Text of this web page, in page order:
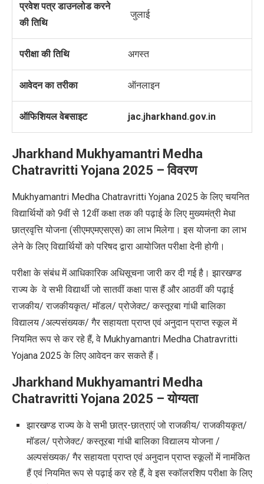
प्रवेश पत्र डाउनलोड करने
की तिथि
जुलाई
परीक्षा की तिथि अगस्त
आवेदन का तरीका ऑनलाइन
ऑफिशियल वेबसाइट jac.jharkhand.gov.in
Jharkhand Mukhyamantri Medha
Chatravritti Yojana 2025 –विवरण
Mukhyamantri Medha Chatravritti Yojana 2025के लिए चयनित
विद्यार्थियों को 9वीं से 12वीं कक्षा तक की पढ़ाई के लिए मुख्यमंत्री मेधा
छात्रवृत्ति योजना (सीएमएमएसएस) का लाभ मिलेगा। इस योजना का लाभ
लेने के लिए विद्यार्थियों को परिषद द्वारा आयोजित परीक्षा देनी होगी।
परीक्षा के संबंध में आधिकारिक अधिसूचना जारी कर दी गई है। झारखण्ड
राज्य के वे सभी विद्यार्थी जो सातवीं कक्षा पास हैं और आठवीं की पढ़ाई
राजकीय/ राजकीयकृत/ मॉडल/ प्रोजेक्ट/ कस्तूरबा गांधी बालिका
विद्यालय /अल्पसंख्यक/ गैर सहायता प्राप्त एवं अनुदान प्राप्त स्कूल में
नियमित रूप से कर रहे हैं,वे Mukhyamantri Medha Chatravritti
Yojana 2025के लिए आवेदन कर सकते हैं।
Jharkhand Mukhyamantri Medha
Chatravritti Yojana 2025 –योग्यता
झारखण्ड राज्य के वे सभी छात्र-छात्राएं जो राजकीय/ राजकीयकृत/
मॉडल/ प्रोजेक्ट/ कस्तूरबा गांधी बालिका विद्यालय योजना /
अल्पसंख्यक/ गैर सहायता प्राप्त एवं अनुदान प्राप्त स्कूलों में नामंकित
हैं एवं नियमित रूप से पढ़ाई कर रहे हैं,वे इस स्कॉलरशिप परीक्षा के लिए